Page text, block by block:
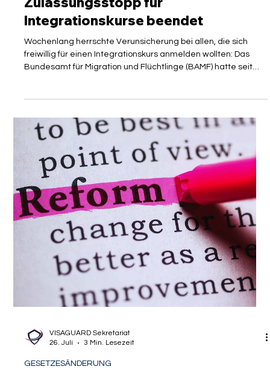
GESETZESÄNDERUNG
Kehrtwende: Pauschaler
Zulassungsstopp für
Integrationskurse beendet
Bundesamt für Migration und Flüchtlinge (BAMF) hatte seit
Februar 2026 nahezu sämtliche Anträge auf freiwillige
Teilnahme abgelehnt. Nun folgt die Kehrwende. Ab dem 1.
August 2026 öffnet der Bund die Integrationskurse wieder –
zumindest für bestimmte, neu priorisierte Personengruppen.
Für internationale Fachkräfte, ihre Familien und die
Unternehmen, die sie besc